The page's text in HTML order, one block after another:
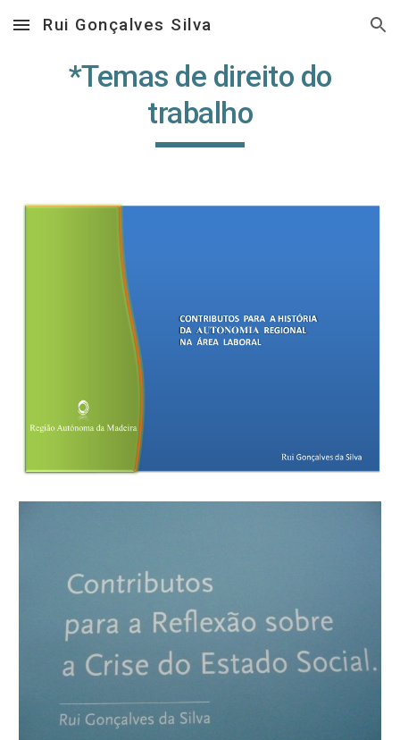
Skip to main content Skip to navigation
Rui Gonçalves Silva
*Temas de direito do
trabalho